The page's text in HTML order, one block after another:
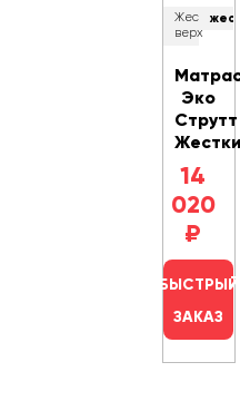
Жесткость
верх
Эко
Струтт
14
020
₽
БЫСТРЫЙ
ЗАКАЗ